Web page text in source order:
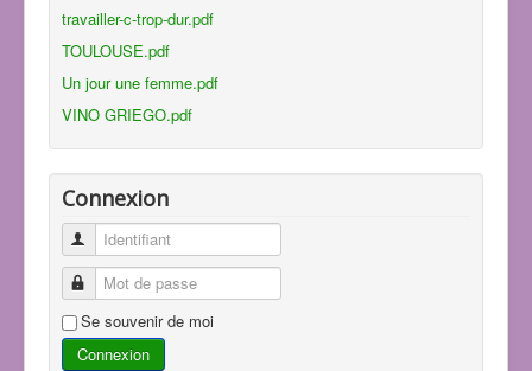
travailler-c-trop-dur.pdf
TOULOUSE.pdf
Un jour une femme.pdf
VINO GRIEGO.pdf
Connexion
Identifiant
Mot de passe
Se souvenir de moi
Connexion